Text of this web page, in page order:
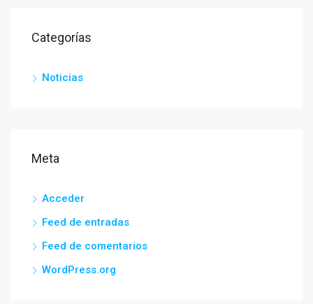
Categorías
Noticias
Meta
Acceder
Feed de entradas
Feed de comentarios
WordPress.org